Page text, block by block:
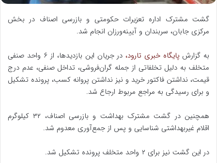
گشت مشترک اداره تعزیرات حکومتی و بازرسی اصناف در بخش
مرکزی جابان، سربندان و آیینه‌ورزان انجام شد.
به گزارش پایگاه خبری تارود،
در جریان این بازدیدها، از ۶ واحد صنفی
متخلف به دلیل تخلفاتی از جمله گران‌فروشی، تداخل صنفی، عدم درج
قیمت، نداشتن فاکتور خرید و نیز نداشتن پروانه کسب، پرونده تشکیل
و برای رسیدگی به مراجع مربوط ارجاع شد.
همچنین در گشت مشترک بهداشت و بازرسی اصناف، ۳۲ کیلوگرم
اقلام غیربهداشتی شناسایی و پس از جمع‌آوری معدوم شد.
در این گشت نیز برای ۲ واحد متخلف پرونده تشکیل شد.